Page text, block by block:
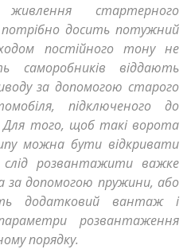
стартерного
досить потужний
постійного тону не
саморобників віддають
за допомогою старого
підключеного до
Для того, щоб такі ворота
можна бути відкривати
слід розвантажити важке
за допомогою пружини, або
додатковий вантаж і
розвантаження
порядку.